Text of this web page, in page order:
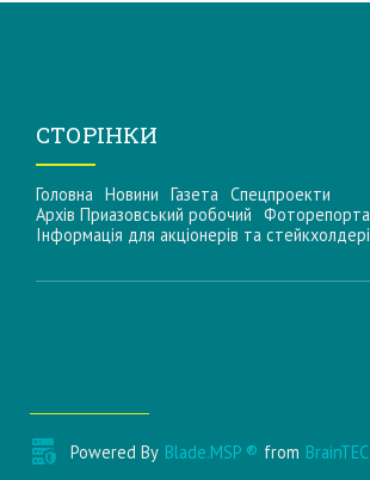
СТОРІНКИ
Головна Новини Газета Спецпроекти
Архів Приазовський робочий
Інформацiя для акцiонерiв та
Powered By Blade.MSP ® from